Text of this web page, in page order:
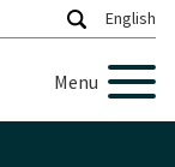
English
Menu